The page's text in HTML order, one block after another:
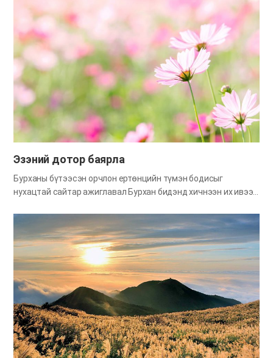
төрөлхтний авралыг хүсдэг Бурханы сэтгэлийг тэр чигээр нь
дуурайж эхэлдэг. Урьд нь бид өөртөө л санаа тавьдаг
байсан бол одоо бүх ертөнцөд анхаарал тавих хэрэгтэй.
Бурхан бидэнд авралыг ч, мөн зөндөө их ерөөлийг ч
зөвшөөрсөн. Хэрвээ үнэн дотор алхаж, Эцэг Эх Бурханд
итгэж л байгаа бол энэ хашаанд ороогүй өөр хоньдод
анхаарал тавьцгаая. Бидний бодол санаа өчигдрөөс
өнөөдөр, өнгөрсөн жилээс энэ жил гээд улам бүр дээрдэж,
нэг нэг алхмаар урагшлан өөрчлөгдөх хэрэгтэй юм. Одоо
нас биед хүрч төлөвшсөн Бурханы хүүхдийн хувьд яавал
ертөнцийг аварч,…
Эзэний дотор баярла
Бурханы бүтээсэн орчлон ертөнцийн түмэн бодисыг
нухацтай сайтар ажиглавал Бурхан бидэнд хичнээн их ивээл
модод, эргэн тойронд хамт байгаа үнэт хүмүүс, цаг агаар
өөрчлөгдөхөд болон улирал солигдоход төрөх баяр хөөр
гээд баярлаж талархах зүйл өдий төдийгөөрөө байна.
Тиймээс Библид христчин хүнд байх ёстой сайн чанаруудын
нэг нь баяртай байх болон талархах гэж дурдсан нь бий.
Өрнө дорно ялгаагүй, эрт үед хааны амьдардаг байсан цайз
юм уу орд харшид онцлог нэгэн туг байнга хатгаастай байдаг
байв. Тэрхүү туг нь “Хаантан энд морилж буй” гэсэн дохио
болдог байв. Христчин хүн үргэлж баяртай байх нь ч мөн
сэтгэл дотор нь Бурхан оршиж буй гэдгийг илчлэн харуулах
туг мэт юм. Харин эсрэгээрээ христчин хүн сэтгэлээр…